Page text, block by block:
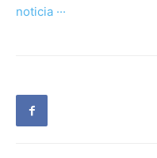
noticia ···